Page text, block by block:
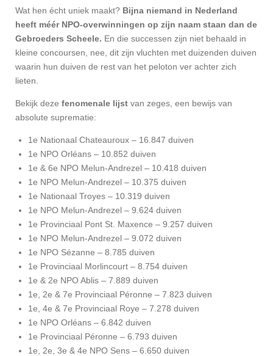
Wat hen écht uniek maakt? Bijna niemand in Nederland
heeft méér NPO-overwinningen op zijn naam staan dan de
Gebroeders Scheele. En die successen zijn niet behaald in
kleine concoursen, nee, dit zijn vluchten met duizenden duiven
waarin hun duiven de rest van het peloton ver achter zich
lieten.
Bekijk deze fenomenale lijst van zeges, een bewijs van
absolute suprematie:
1e Nationaal Chateauroux – 16.847 duiven
1e NPO Orléans – 10.852 duiven
1e & 6e NPO Melun-Andrezel – 10.418 duiven
1e NPO Melun-Andrezel – 10.375 duiven
1e Nationaal Troyes – 10.319 duiven
1e NPO Melun-Andrezel – 9.624 duiven
1e Provinciaal Pont St. Maxence – 9.257 duiven
1e NPO Melun-Andrezel – 9.072 duiven
1e NPO Sézanne – 8.785 duiven
1e Provinciaal Morlincourt – 8.754 duiven
1e & 2e NPO Ablis – 7.889 duiven
1e, 2e & 7e Provinciaal Péronne – 7.823 duiven
1e, 4e & 7e Provinciaal Roye – 7.278 duiven
1e NPO Orléans – 6.842 duiven
1e Provinciaal Péronne – 6.793 duiven
1e, 2e, 3e & 4e NPO Sens – 6.650 duiven